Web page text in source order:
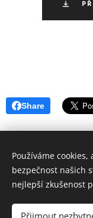
Share
Svaz
Kontakt
Používáme
bezpečnost našich
nejlepší zkušenost
Přijmout